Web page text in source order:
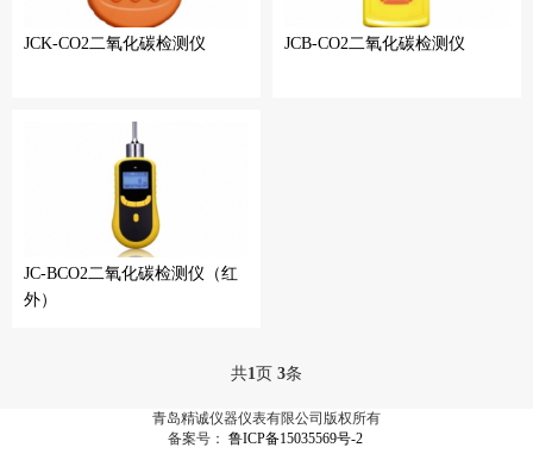
JCK-CO2二氧化碳检测仪 JCB-CO2二氧化碳检测仪
JC-BCO2二氧化碳检测仪（红
外）
共1页 3条
青岛精诚仪器仪表有限公司版权所有
备案号： 鲁ICP备15035569号-2